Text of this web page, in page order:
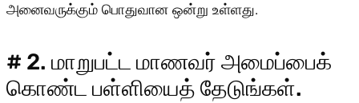
அனைவருக்கும் பொதுவான ஒன்று உள்ளது.
# 2. மாறுபட்ட மாணவர் அமைப்பைக்
கொண்ட பள்ளியைத் தேடுங்கள்.